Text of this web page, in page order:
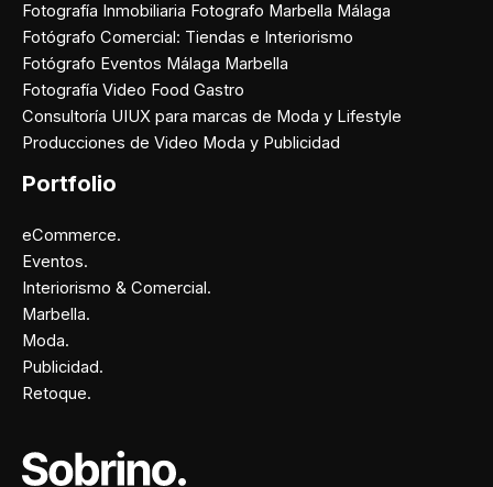
Fotografía Inmobiliaria Fotografo Marbella Málaga
Fotógrafo Comercial: Tiendas e Interiorismo
Fotógrafo Eventos Málaga Marbella
Fotografía Video Food Gastro
Consultoría UIUX para marcas de Moda y Lifestyle
Producciones de Video Moda y Publicidad
Portfolio
eCommerce.
Eventos.
Interiorismo & Comercial.
Marbella.
Moda.
Publicidad.
Retoque.